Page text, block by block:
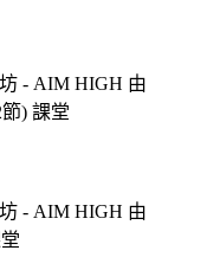
- AIM HIGH 由
節) 課堂
- AIM HIGH 由